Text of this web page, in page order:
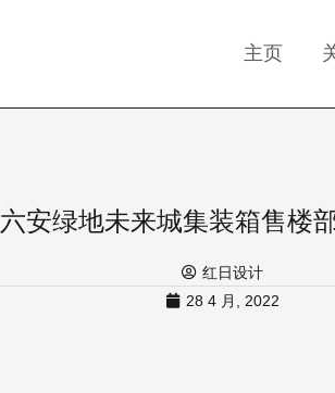
主页
六安绿地未来城集装箱售楼
红日设计
28 4 月, 2022